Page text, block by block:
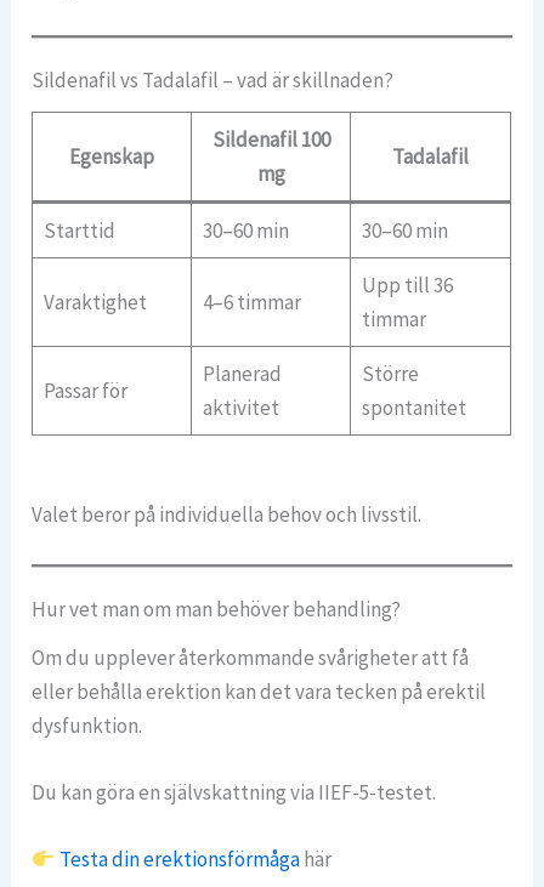
Sildenafil vs Tadalafil – vad är skillnaden?
Egenskap
Sildenafil 100
mg
Tadalafil
Starttid 30–60 min 30–60 min
Varaktighet 4–6 timmar
Upp till 36
timmar
Passar för
Planerad
aktivitet
Större
spontanitet
Valet beror på individuella behov och livsstil.
Hur vet man om man behöver behandling?
Om du upplever återkommande svårigheter att få
eller behålla erektion kan det vara tecken på erektil
dysfunktion.
Du kan göra en självskattning via IIEF-5-testet.
Testa din erektionsförmågahär